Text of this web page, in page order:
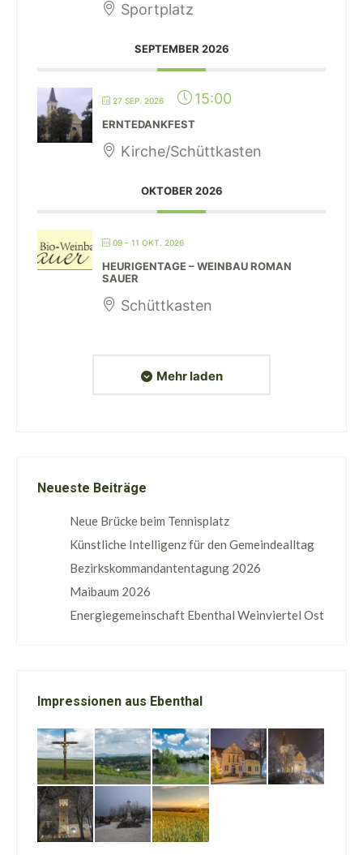
Sportplatz
SEPTEMBER 2026
27 SEP. 2026 15:00
ERNTEDANKFEST
Kirche/Schüttkasten
OKTOBER 2026
09 - 11 OKT. 2026
HEURIGENTAGE – WEINBAU ROMAN
SAUER
Schüttkasten
Mehr laden
Neueste Beiträge
Neue Brücke beim Tennisplatz
Künstliche Intelligenz für den Gemeindealltag
Bezirkskommandantentagung 2026
Maibaum 2026
Energiegemeinschaft Ebenthal Weinviertel Ost
Impressionen aus Ebenthal